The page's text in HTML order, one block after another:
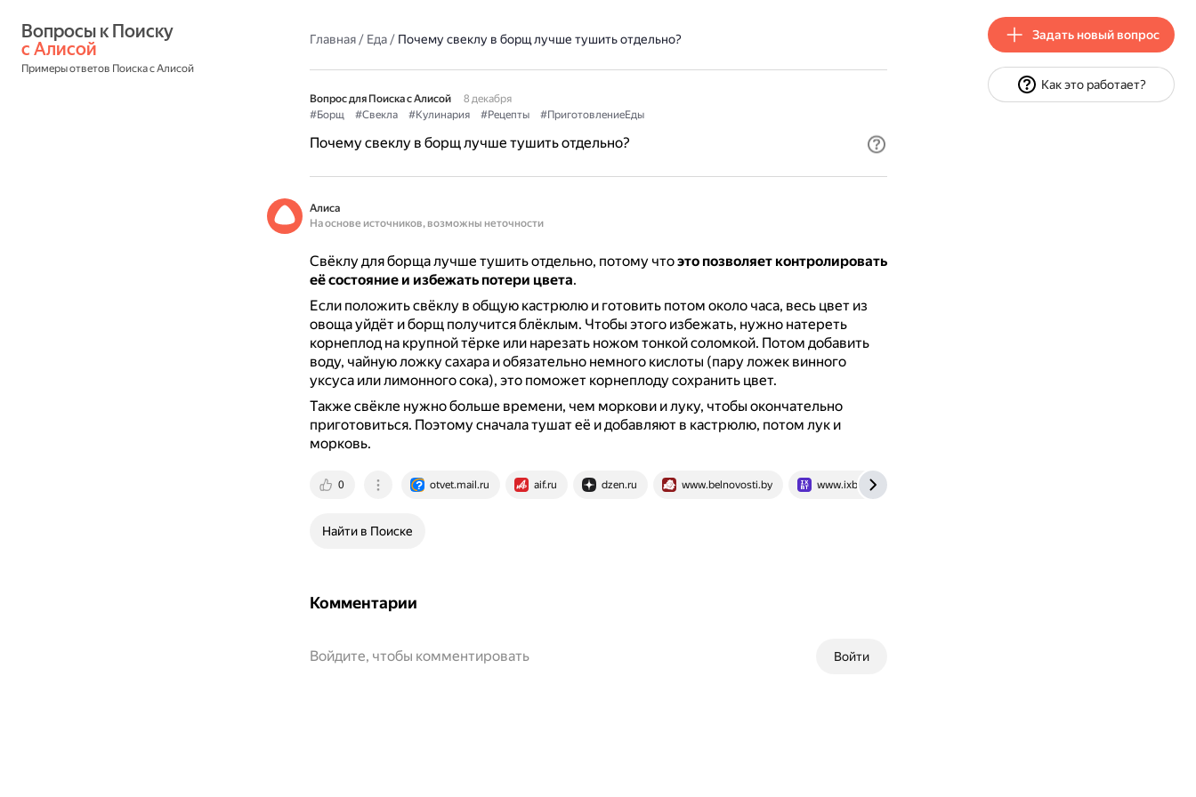
с Алисой
Примеры ответов Поиска с Алисой
Главная/ Еда/ Почему свеклу в борщ лучше тушить отдельно?
Вопрос для Поиска с Алисой
8 декабря
#Борщ
#Свекла #Кулинария #Рецепты #ПриготовлениеЕды
Почему свеклу в борщ лучше тушить отдельно?
Алиса
На основе источников, возможны неточности
Свёклу для борща лучше тушить отдельно, потому чтоэто позволяет контролировать
её состояние и избежать потери цвета.
Если положить свёклу в общую кастрюлю и готовить потом около часа, весь цвет из
овоща уйдёт и борщ получится блёклым. Чтобы этого избежать, нужно натереть
корнеплод на крупной тёрке или нарезать ножом тонкой соломкой. Потом добавить
воду, чайную ложку сахара и обязательно немного кислоты (пару ложек винного
уксуса или лимонного сока), это поможет корнеплоду сохранить цвет.
Также свёкле нужно больше времени, чем моркови и луку, чтобы окончательно
приготовиться. Поэтому сначала тушат её и добавляют в кастрюлю, потом лук и
морковь.
0 otvet.mail.ru aif.ru dzen.ru www.belnovosti.by www.ixbt.com
Найти в Поиске
Комментарии
Войти
Войдите, чтобы комментировать
Задать новый вопрос
Как это работает?